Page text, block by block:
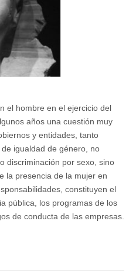
el hombre en el ejercicio del
años una cuestión muy
y entidades, tanto
igualdad de género, no
discriminación por sexo, sino
la presencia de la mujer en
constituyen el
pública, los programas de los
de conducta de las empresas.